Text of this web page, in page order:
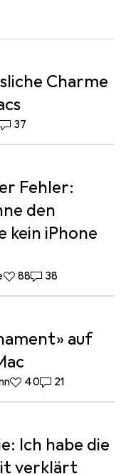
Charme
Kommentare
37
Fehler:
den
kein iPhone
88 Likes
8838 Kommentare
38
auf
40 Likes
4021 Kommentare
21
Ich habe die
verklärt